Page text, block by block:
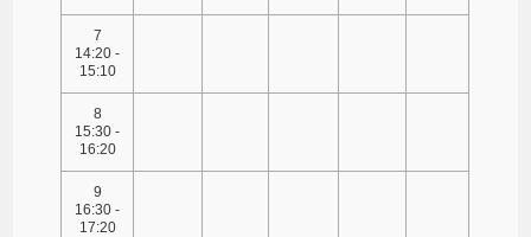
7
14:20 -
15:10
8
15:30 -
16:20
9
16:30 -
17:20